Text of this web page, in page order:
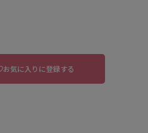
お気に入りに登録する